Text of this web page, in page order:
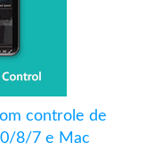
controle de
8/7 e Mac